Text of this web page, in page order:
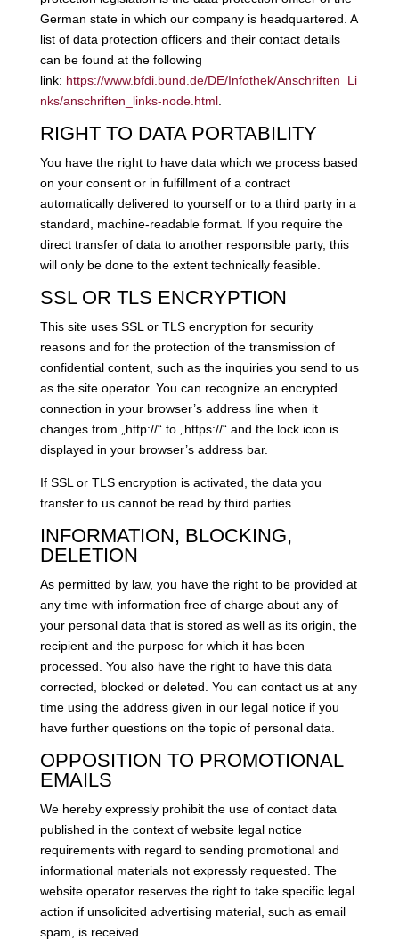
German state in which our company is headquartered. A
list of data protection officers and their contact details
can be found at the following
link: https://www.bfdi.bund.de/DE/Infothek/Anschriften_Li
nks/anschriften_links-node.html.
RIGHT TO DATA PORTABILITY
You have the right to have data which we process based
on your consent or in fulfillment of a contract
automatically delivered to yourself or to a third party in a
standard, machine-readable format. If you require the
direct transfer of data to another responsible party, this
will only be done to the extent technically feasible.
SSL OR TLS ENCRYPTION
This site uses SSL or TLS encryption for security
reasons and for the protection of the transmission of
confidential content, such as the inquiries you send to us
as the site operator. You can recognize an encrypted
connection in your browser’s address line when it
changes from „http://“ to „https://“ and the lock icon is
displayed in your browser’s address bar.
If SSL or TLS encryption is activated, the data you
transfer to us cannot be read by third parties.
INFORMATION, BLOCKING,
DELETION
As permitted by law, you have the right to be provided at
any time with information free of charge about any of
your personal data that is stored as well as its origin, the
recipient and the purpose for which it has been
processed. You also have the right to have this data
corrected, blocked or deleted. You can contact us at any
time using the address given in our legal notice if you
have further questions on the topic of personal data.
OPPOSITION TO PROMOTIONAL
EMAILS
We hereby expressly prohibit the use of contact data
published in the context of website legal notice
requirements with regard to sending promotional and
informational materials not expressly requested. The
website operator reserves the right to take specific legal
action if unsolicited advertising material, such as email
spam, is received.